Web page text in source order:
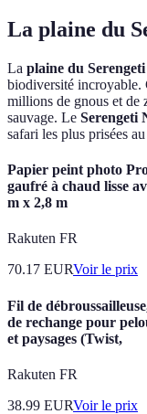
La plaine du
La plaine du Serengeti
biodiversité incroyable.
millions de gnous et de
sauvage. Le Serengeti
safari les plus prisées
Papier peint photo
gaufré à chaud lisse
m x 2,8 m
Rakuten FR
70.17 EURVoir le prix
Fil de
de rechange pour
et paysages (Twist,
Rakuten FR
38.99 EURVoir le prix